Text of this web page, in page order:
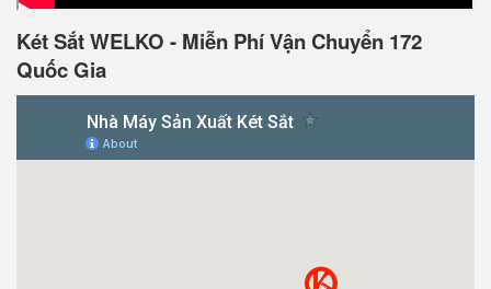
Két Sắt WELKO - Miễn Phí Vận Chuyển 172
Quốc Gia